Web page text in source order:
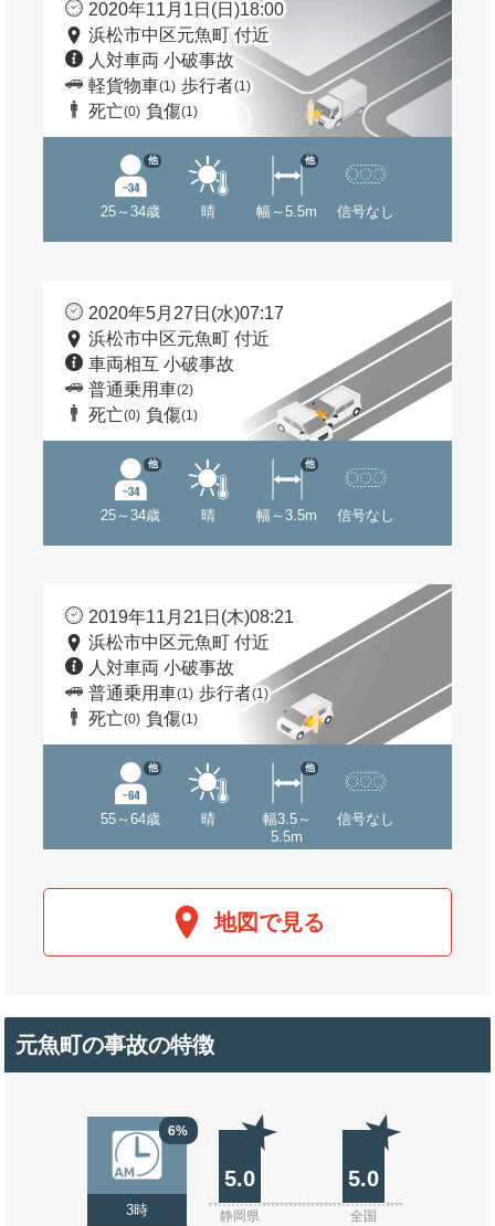
2020年11月1日(日)18:00
浜松市中区元魚町 付近
人対車両 小破事故
軽貨物車(1) 歩行者(1)
死亡(0) 負傷(1)
25～34歳
他
晴 幅～5.5m
他
信号なし
2020年5月27日(水)07:17
浜松市中区元魚町 付近
車両相互 小破事故
普通乗用車(2)
死亡(0) 負傷(1)
25～34歳
他
晴 幅～3.5m
他
信号なし
2019年11月21日(木)08:21
浜松市中区元魚町 付近
人対車両 小破事故
普通乗用車(1) 歩行者(1)
死亡(0) 負傷(1)
55～64歳
他
晴
幅3.5～
5.5m
他
信号なし
地図で見る
元魚町の事故の特徴
6%
3時
5.0 5.0
静岡県 全国